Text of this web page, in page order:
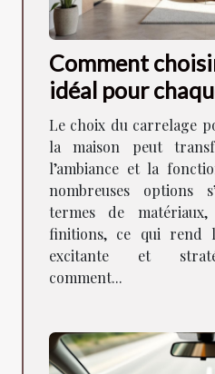
Comment
idéal pour
votre maison ?
Le choix du carrelage
la maison peut
l’ambiance et la
nombreuses options
termes de
finitions, ce qui rend
excitante et
comment...